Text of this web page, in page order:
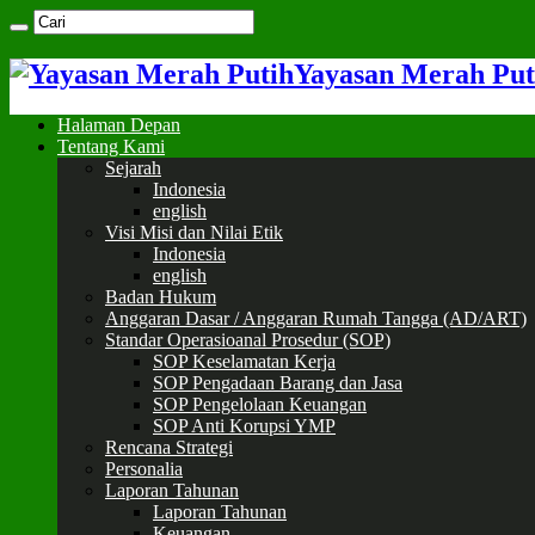
Yayasan Merah
Halaman Depan
Tentang Kami
Sejarah
Indonesia
english
Visi Misi dan Nilai Etik
Indonesia
english
Badan Hukum
Anggaran Dasar / Anggaran Rumah Tangga (AD/ART)
Standar Operasioanal Prosedur (SOP)
SOP Keselamatan Kerja
SOP Pengadaan Barang dan Jasa
SOP Pengelolaan Keuangan
SOP Anti Korupsi YMP
Rencana Strategi
Personalia
Laporan Tahunan
Laporan Tahunan